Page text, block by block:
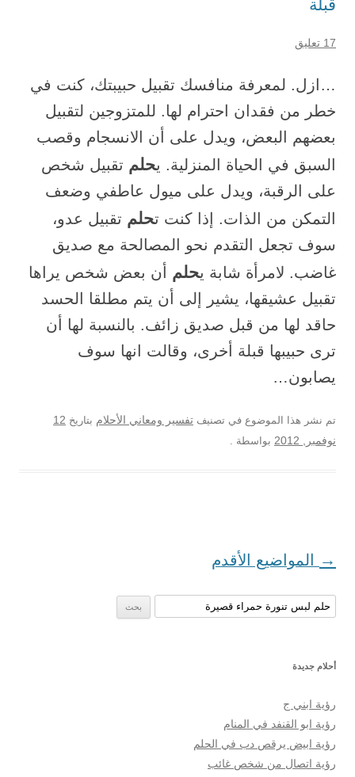
قبلة
17 تعليق
…ازل. لمعرفة منافسك تقبيل حبيبتك، كنت في
خطر من فقدان احترام لها. للمتزوجين لتقبيل
بعضهم البعض، ويدل على أن الانسجام وقصب
السبق في الحياة المنزلية. يحلم تقبيل شخص
على الرقبة، ويدل على ميول عاطفي وضعف
التمكن من الذات. إذا كنت تحلم تقبيل عدو،
سوف تجعل التقدم نحو المصالحة مع صديق
غاضب. لامرأة شابة يحلم أن بعض شخص يراها
تقبيل عشيقها، يشير إلى أن يتم مطلقا الحسد
حاقد لها من قبل صديق زائف. بالنسبة لها أن
ترى حبيبها قبلة أخرى، وقالت انها سوف
يصابون…
تم نشر هذا الموضوع في تصنيف تفسير ومعاني الأحلام بتاريخ 12
نوفمبر, 2012
بواسطة .
تصفح المواضيع
→ المواضيع الأقدم
البحث عن:
أحلام جديدة
رؤية ابني ج
رؤية ابو القنفد في المنام
رؤية ابيض يرقص دب في الحلم
رؤية اتصال من شخص غائب